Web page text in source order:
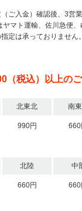
ご入金）確認後、3営
ヤマト運輸、佐川急便
定は承っておりません。
（税込）以上の
北東北 南
990円 660
北陸 中
660円 660